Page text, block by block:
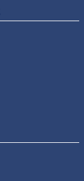
ップ